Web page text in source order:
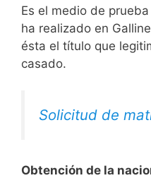
Es el medio de
ha realizado en
ésta el título que
casado.
Solicitud de
Obtención de la